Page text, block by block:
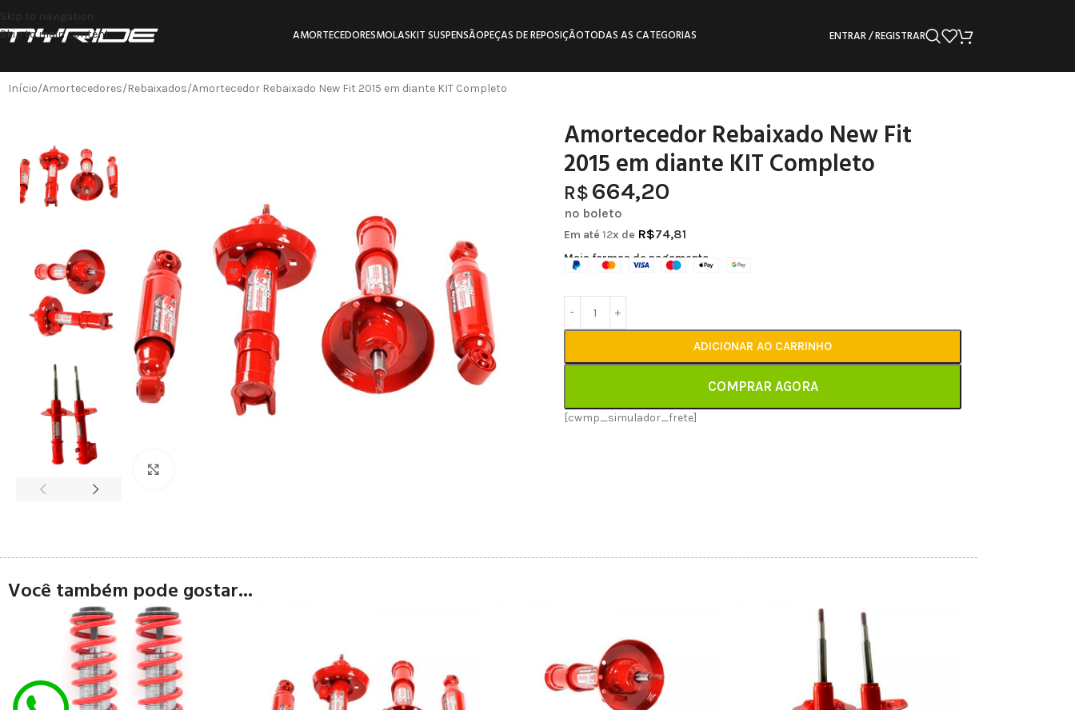
Skip to navigation
Skip to main content
AMORTECEDORESMOLASKIT SUSPENSÃOPEÇAS DE REPOSIÇÃOTODAS AS CATEGORIAS ENTRAR / REGISTRAR
Início Amortecedores Rebaixados Amortecedor Rebaixado New Fit 2015 em diante KIT Completo
Amortecedor Rebaixado New Fit
2015 em diante KIT Completo
R$ 664,20
no boleto
Em até12x de R$74,81
Mais formas de pagamento
ADICIONAR AO CARRINHO
COMPRAR AGORA
[cwmp_simulador_frete]
Você também pode gostar...